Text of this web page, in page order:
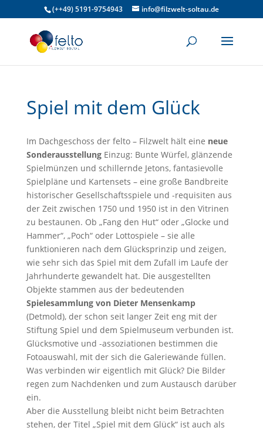
(++49) 5191-9754943 info@filzwelt-soltau.de
Spiel mit dem Glück
Im Dachgeschoss der felto – Filzwelt hält eine neue
SonderausstellungEinzug: Bunte Würfel, glänzende
Spielmünzen und schillernde Jetons, fantasievolle
Spielpläne und Kartensets – eine große Bandbreite
historischer Gesellschaftsspiele und -requisiten aus
der Zeit zwischen 1750 und 1950 ist in den Vitrinen
zu bestaunen. Ob „Fang den Hut“ oder „Glocke und
Hammer“, „Poch“ oder Lottospiele – sie alle
funktionieren nach dem Glücksprinzip und zeigen,
wie sehr sich das Spiel mit dem Zufall im Laufe der
Jahrhunderte gewandelt hat. Die ausgestellten
Objekte stammen aus der bedeutenden
Spielesammlung von Dieter Mensenkamp
(Detmold), der schon seit langer Zeit eng mit der
Stiftung Spiel und dem Spielmuseum verbunden ist.
Glücksmotive und -assoziationen bestimmen die
Fotoauswahl, mit der sich die Galeriewände füllen.
Was verbinden wir eigentlich mit Glück? Die Bilder
regen zum Nachdenken und zum Austausch darüber
ein.
Aber die Ausstellung bleibt nicht beim Betrachten
stehen, der Titel „Spiel mit dem Glück“ ist auch als